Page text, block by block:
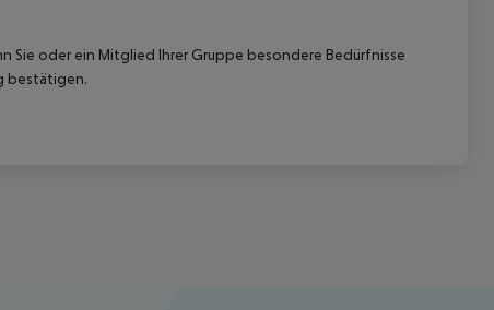
Sie oder ein Mitglied Ihrer Gruppe besondere Bedürfnisse
bestätigen.